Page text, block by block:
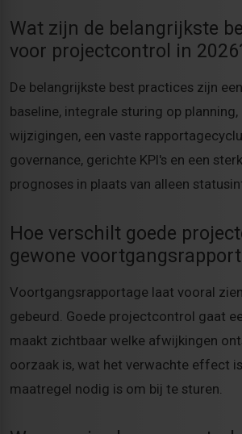
Wat zijn de belangrijkste
voor projectcontrol in
De belangrijkste best practices zijn
baseline, integrale sturing op planning,
wijzigingen, een vaste
governance, gerichte KPI's en een
prognoses in plaats van alleen
Hoe verschilt goede
gewone
Voortgangsrapportage laat vooral
gebeurd. Goede projectcontrol gaat
maakt zichtbaar welke afwijkingen
oorzaak is, wat het verwachte effect
maatregel nodig is om bij te sturen.